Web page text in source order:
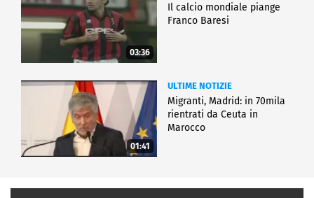
03:36
Il calcio mondiale piange
Franco Baresi
01:41
ULTIME NOTIZIE
Migranti, Madrid: in 70mila
rientrati da Ceuta in
Marocco